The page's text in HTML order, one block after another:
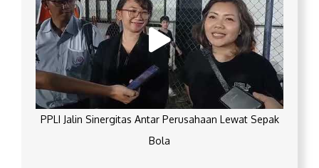
PPLI Jalin Sinergitas Antar Perusahaan Lewat Sepak
Bola